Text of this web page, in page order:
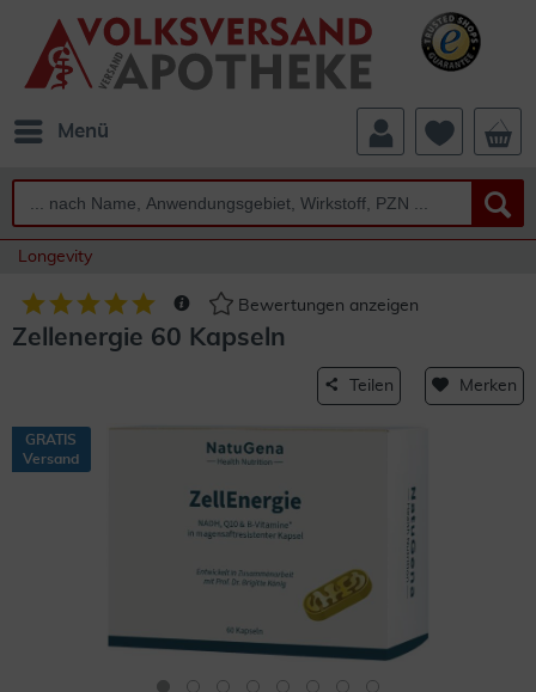
Menü
Longevity
Bewertungen anzeigen
Zellenergie 60 Kapseln
Teilen Merken
GRATIS
Versand